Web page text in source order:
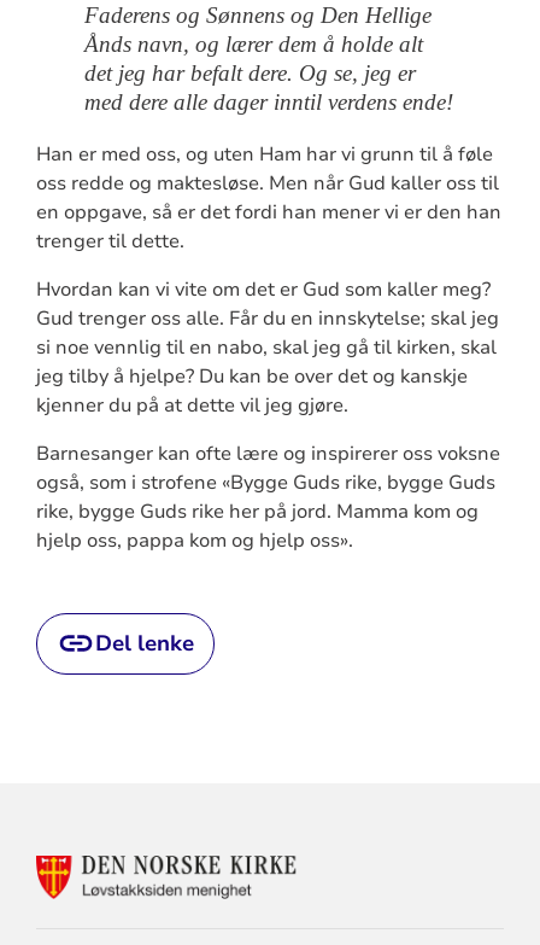
Faderens og Sønnens og Den Hellige
Ånds navn, og lærer dem å holde alt
det jeg har befalt dere. Og se, jeg er
med dere alle dager inntil verdens ende!
Han er med oss, og uten Ham har vi grunn til å føle
oss redde og maktesløse. Men når Gud kaller oss til
en oppgave, så er det fordi han mener vi er den han
trenger til dette.
Hvordan kan vi vite om det er Gud som kaller meg?
Gud trenger oss alle. Får du en innskytelse; skal jeg
si noe vennlig til en nabo, skal jeg gå til kirken, skal
jeg tilby å hjelpe? Du kan be over det og kanskje
kjenner du på at dette vil jeg gjøre.
Barnesanger kan ofte lære og inspirerer oss voksne
også, som i strofene «Bygge Guds rike, bygge Guds
rike, bygge Guds rike her på jord. Mamma kom og
hjelp oss, pappa kom og hjelp oss».
Del lenke